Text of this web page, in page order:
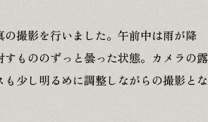
の撮影を行いました。午前中は雨が降
すもののずっと曇った状態。カメラの露
少し明るめに調整しながらの撮影とな